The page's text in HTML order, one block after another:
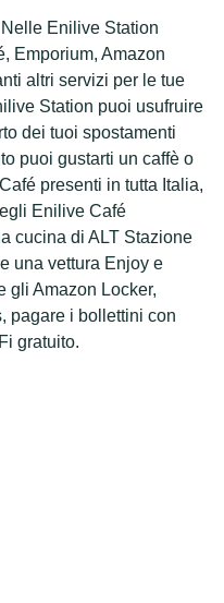
Enilive Station
Emporium, Amazon
altri servizi per le tue
Station puoi usufruire
dei tuoi spostamenti
puoi gustarti un caffè o
presenti in tutta Italia,
Enilive Café
cucina di ALT Stazione
una vettura Enjoy e
gli Amazon Locker,
pagare i bollettini con
gratuito.